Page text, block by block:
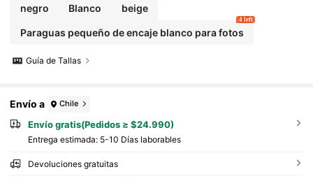
negro Blanco beige
Paraguas pequeño de encaje blanco para fotos
4 left
Guía de Tallas
Envío a Chile
Envío gratis(Pedidos ≥ $24.990)
Entrega estimada: 5-10 Días laborables
Devoluciones gratuitas